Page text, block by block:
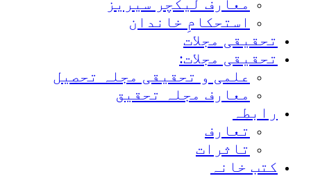
معارف لیکچر سیریز
استحکامِ خاندان
تحقیقی مجلات
تحقیقی مجلات:
علمی و تحقیقی مجلہ تحصیل
معارف مجلہ تحقیق
رابطہ
تعارف
تاثرات
کتب خانہ